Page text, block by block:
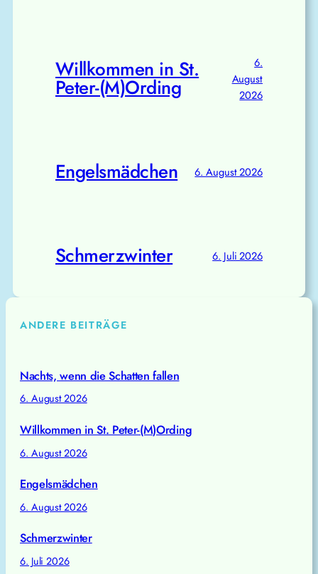
Willkommen in St.
Peter-(M)Ording
6.
August
2026
Engelsmädchen 6. August 2026
Schmerzwinter 6. Juli 2026
ANDERE BEITRÄGE
Nachts, wenn die Schatten fallen
6. August 2026
Willkommen in St. Peter-(M)Ording
6. August 2026
Engelsmädchen
6. August 2026
Schmerzwinter
6. Juli 2026